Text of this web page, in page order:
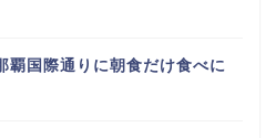
覇国際通りに朝食だけ食べに